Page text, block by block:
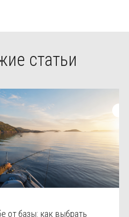
статьи
от базы: как выбрать